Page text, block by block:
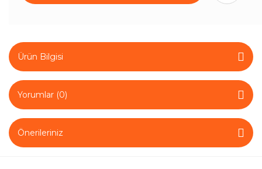
Ürün Bilgisi
Yorumlar (0)
Önerileriniz